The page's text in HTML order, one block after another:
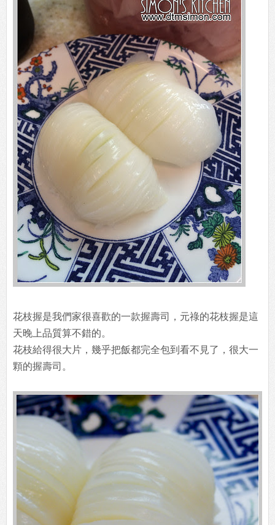
花枝握是我們家很喜歡的一款握壽司，元祿的花枝握是這
天晚上品質算不錯的。
花枝給得很大片，幾乎把飯都完全包到看不見了，很大一
顆的握壽司。